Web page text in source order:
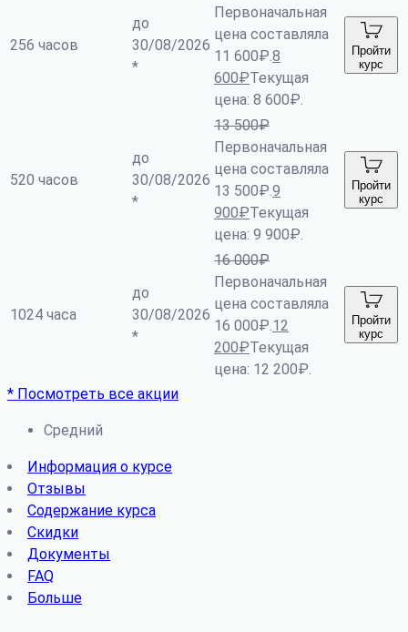
256 часов
до
30/08/2026
*
Первоначальная
цена составляла
11 600₽.8
600₽Текущая
цена: 8 600₽.
Пройти
курс
520 часов
до
30/08/2026
*
13 500₽
Первоначальная
цена составляла
13 500₽.9
900₽Текущая
цена: 9 900₽.
Пройти
курс
1024 часа
до
30/08/2026
*
16 000₽
Первоначальная
цена составляла
16 000₽.12
200₽Текущая
цена: 12 200₽.
Пройти
курс
* Посмотреть все акции
Средний
Информация о курсе
Отзывы
Содержание курса
Скидки
Документы
FAQ
Больше